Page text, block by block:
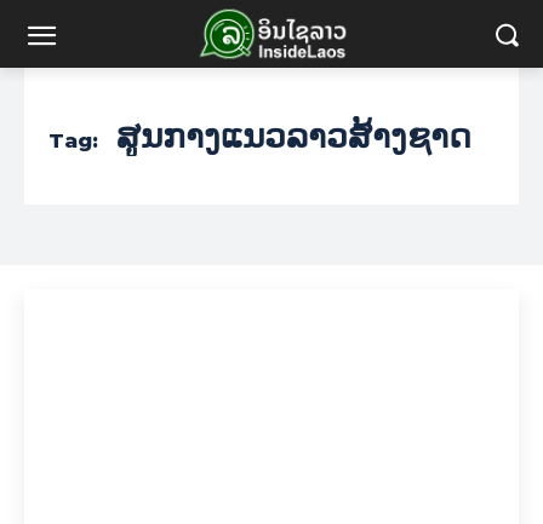
Tag: ສູນກາງແນວລາວສ້າງຊາດ